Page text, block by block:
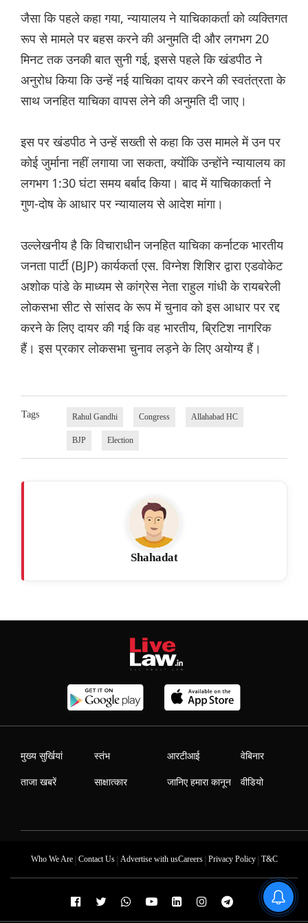
जैसा कि पहले कहा गया, न्यायालय ने याचिकाकर्ता को व्यक्तिगत
रूप से मामले पर बहस करने की अनुमति दी और लगभग 20
मिनट तक उनकी बात सुनी गई, इससे पहले कि खंडपीठ ने
अनुरोध किया कि उन्हें नई याचिका दायर करने की स्वतंत्रता के
साथ जनहित याचिका वापस लेने की अनुमति दी जाए।
इस पर खंडपीठ ने उन्हें सख्ती से कहा कि उस मामले में उन पर
कोई जुर्माना नहीं लगाया जा सकता, क्योंकि उन्होंने न्यायालय का
लगभग 1:30 घंटा समय बर्बाद किया। बाद में याचिकाकर्ता ने
गुण-दोष के आधार पर न्यायालय से आदेश मांगा।
उल्लेखनीय है कि विचाराधीन जनहित याचिका कर्नाटक भारतीय
जनता पार्टी (BJP) कार्यकर्ता एस. विग्नेश शिशिर द्वारा एडवोकेट
अशोक पांडे के माध्यम से कांग्रेस नेता राहुल गांधी के रायबरेली
लोकसभा सीट से सांसद के रूप में चुनाव को इस आधार पर रद्द
करने के लिए दायर की गई कि वह भारतीय, ब्रिटिश नागरिक
हैं। इस प्रकार लोकसभा चुनाव लड़ने के लिए अयोग्य हैं।
Tags Rahul Gandhi Congress Allahabad HC
BJP Election
Shahadat
मुख्य सुर्खियां
ताजा खबरें
स्तंभ
साक्षात्कार
आरटीआई
जानिए हमारा कानून
वेबिनार
वीडियो
Who We Are| Contact Us| Advertise with usCareers| Privacy Policy| T&C